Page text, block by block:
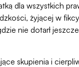
dla wszystkich
żyjącej w
nie dotarł
skupienia i